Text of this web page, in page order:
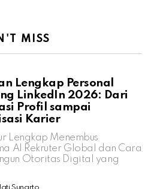
MISS
Lengkap Personal
LinkedIn 2026: Dari
Profil sampai
Karier
Lengkap Menembus
AI Rekruter Global dan Cara
Otoritas Digital yang